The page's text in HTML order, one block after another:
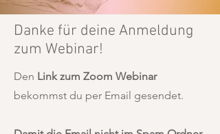
Danke für deine Anmeldung
zum Webinar!
Den Link zum Zoom Webinar
bekommst du per Email gesendet.